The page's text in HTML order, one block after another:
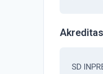
SD